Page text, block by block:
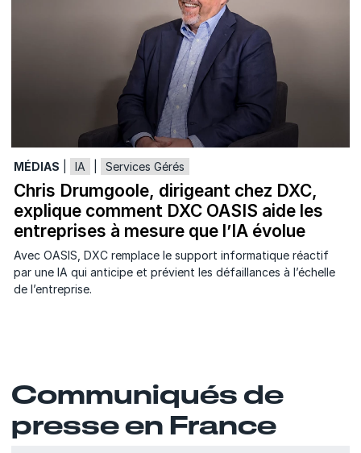
MÉDIAS IA Services Gérés
Chris Drumgoole, dirigeant chez DXC,
explique comment DXC OASIS aide les
entreprises à mesure que l’IA évolue
Avec OASIS, DXC remplace le support informatique réactif
par une IA qui anticipe et prévient les défaillances à l’échelle
de l’entreprise.
Communiqués de
presse en France